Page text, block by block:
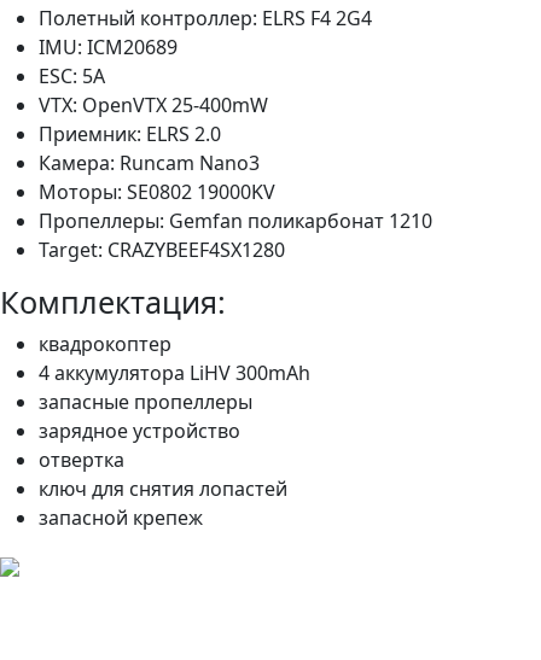
Полетный контроллер: ELRS F4 2G4
IMU: ICM20689
ESC: 5A
VTX: OpenVTX 25-400mW
Приемник: ELRS 2.0
Камера: Runcam Nano3
Моторы: SE0802 19000KV
Пропеллеры: Gemfan поликарбонат 1210
Target: CRAZYBEEF4SX1280
Комплектация:
квадрокоптер
4 аккумулятора LiHV 300mAh
запасные пропеллеры
зарядное устройство
отвертка
ключ для снятия лопастей
запасной крепеж